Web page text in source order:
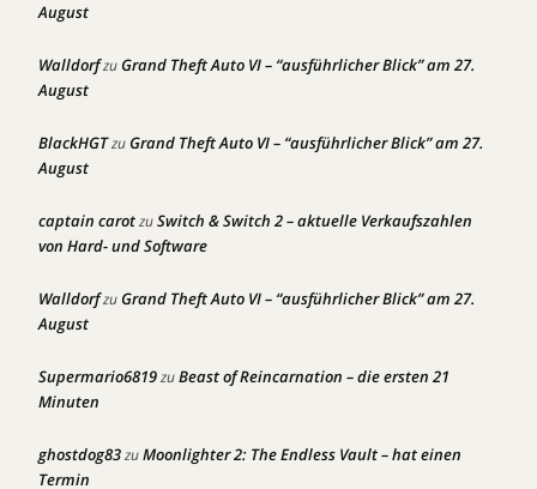
August
WalldorfzuGrand Theft Auto VI – “ausführlicher Blick” am 27.
August
BlackHGTzuGrand Theft Auto VI – “ausführlicher Blick” am 27.
August
captain carotzuSwitch & Switch 2 – aktuelle Verkaufszahlen
von Hard- und Software
WalldorfzuGrand Theft Auto VI – “ausführlicher Blick” am 27.
August
Supermario6819zuBeast of Reincarnation – die ersten 21
Minuten
ghostdog83zuMoonlighter 2: The Endless Vault – hat einen
Termin